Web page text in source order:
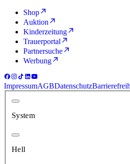
Shop
Auktion
Kinderzeitung
Trauerportal
Partnersuche
Werbung
ImpressumAGBDatenschutz
System
Hell